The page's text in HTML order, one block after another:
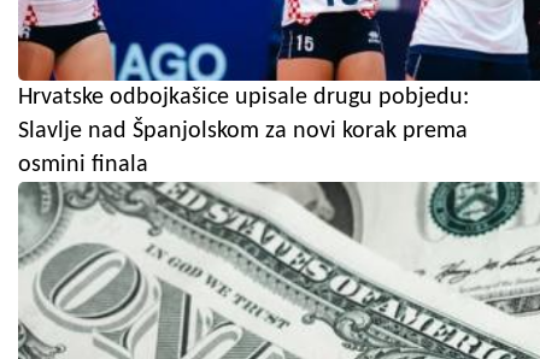
Hrvatske odbojkašice upisale drugu pobjedu:
Slavlje nad Španjolskom za novi korak prema
osmini finala